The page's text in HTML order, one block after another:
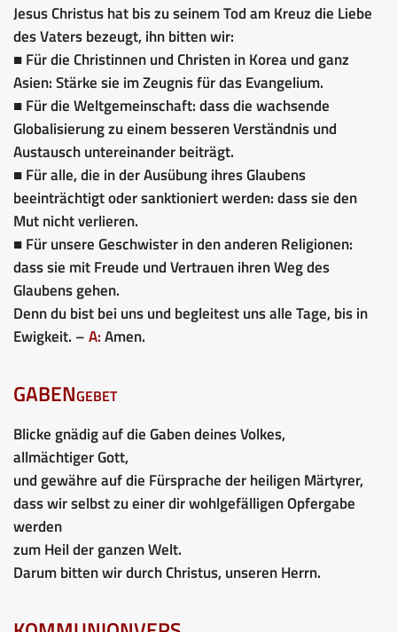
Jesus Christus hat bis zu seinem Tod am Kreuz die Liebe
des Vaters bezeugt, ihn bitten wir:
■ Für die Christinnen und Christen in Korea und ganz
Asien: Stärke sie im Zeugnis für das Evangelium.
■ Für die Weltgemeinschaft: dass die wachsende
Globalisierung zu einem besseren Verständnis und
Austausch untereinander beiträgt.
■ Für alle, die in der Ausübung ihres Glaubens
beeinträchtigt oder sanktioniert werden: dass sie den
Mut nicht verlieren.
■ Für unsere Geschwister in den anderen Religionen:
dass sie mit Freude und Vertrauen ihren Weg des
Glaubens gehen.
Denn du bist bei uns und begleitest uns alle Tage, bis in
Ewigkeit. –A:Amen.
GABENgebet
Blicke gnädig auf die Gaben deines Volkes,
allmächtiger Gott,
und gewähre auf die Fürsprache der heiligen Märtyrer,
dass wir selbst zu einer dir wohlgefälligen Opfergabe
werden
zum Heil der ganzen Welt.
Darum bitten wir durch Christus, unseren Herrn.